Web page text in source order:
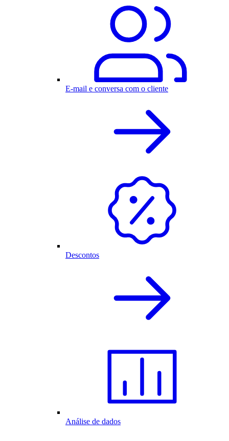
E-mail e conversa com o cliente
Descontos
Análise de dados